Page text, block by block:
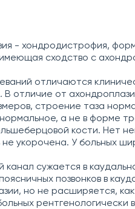
- хондродистрофия,
сходство с
отличаются
В отличие от
строение таза
а не в форме
кости. Нет
не укорочена. У больных
канал сужается в
позвонков в
но не расширяется,
рентгенологически